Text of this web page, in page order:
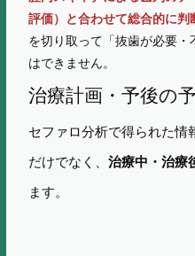
評価）と合わせて総合的に判
を切り取って「抜歯が必要・
はできません。
治療計画・予後の
セファロ分析で得られた情
だけでなく、 治療中・治療
ます。